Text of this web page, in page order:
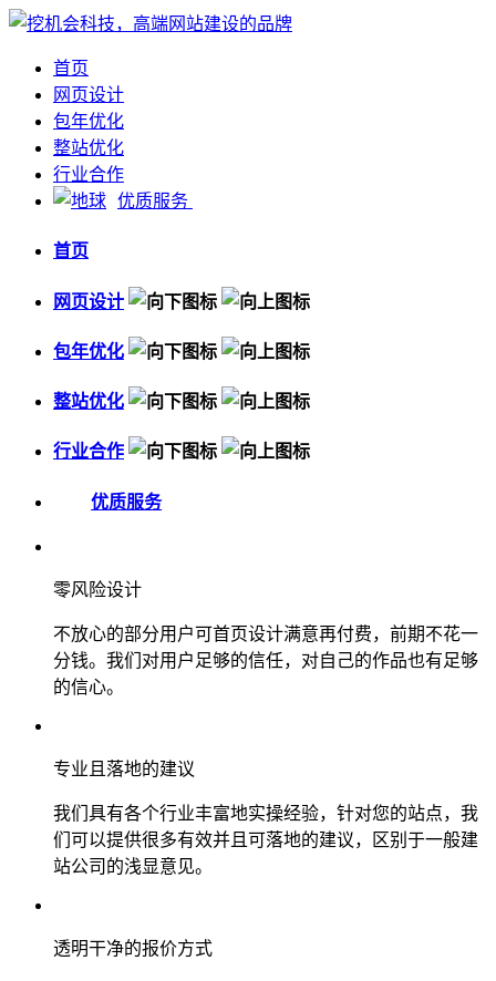
首页
网页设计
包年优化
整站优化
行业合作
优质服务
首页
网页设计
包年优化
整站优化
行业合作
优质服务
零风险设计
不放心的部分用户可首页设计满意再付费，前期不花一
分钱。我们对用户足够的信任，对自己的作品也有足够
的信心。
专业且落地的建议
我们具有各个行业丰富地实操经验，针对您的站点，我
们可以提供很多有效并且可落地的建议，区别于一般建
站公司的浅显意见。
透明干净的报价方式